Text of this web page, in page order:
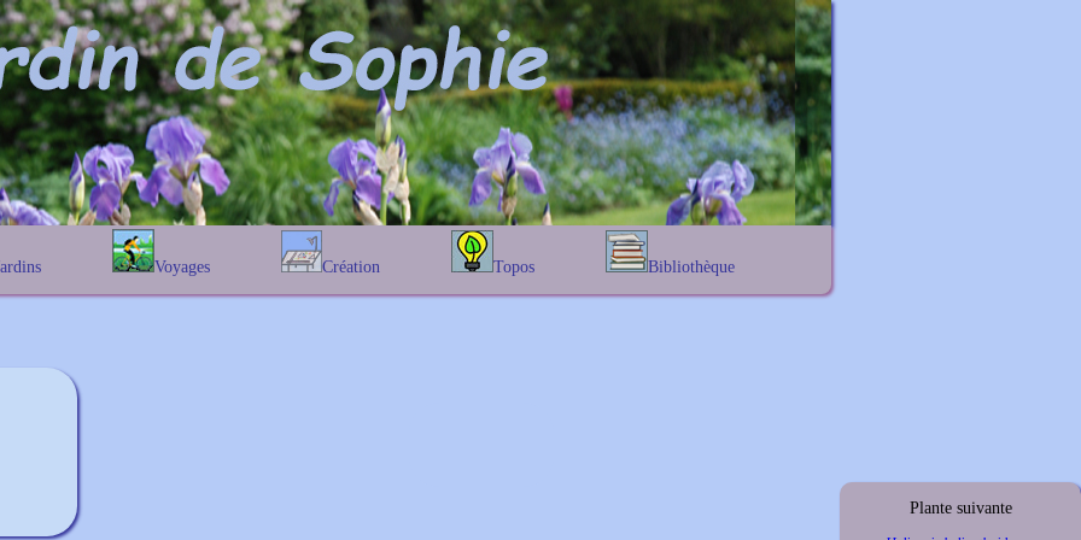
Voyages
En Belgique
Création
Prairies fleuries
Topos
Les chênes
Bibliothèque
Lexique noms propres
Plante suivante